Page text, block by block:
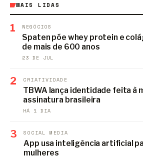
MAIS LIDAS
1 NEGÓCIOS
Spaten põe whey protein e
de mais de 600 anos
23 DE JUL
2 CRIATIVIDADE
TBWA lança identidade feita à
assinatura brasileira
HÁ 1 DIA
3 SOCIAL MEDIA
App usa inteligência artificial
mulheres